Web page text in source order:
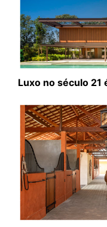
Luxo no século 21